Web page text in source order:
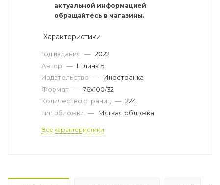
актуальной информацией
обращайтесь в магазины.
Характеристики
Год издания — 2022
Автор — Шлинк Б.
Издательство — Иностранка
Формат — 76х100/32
Количество страниц — 224
Тип обложки — Мягкая обложка
Все характеристики